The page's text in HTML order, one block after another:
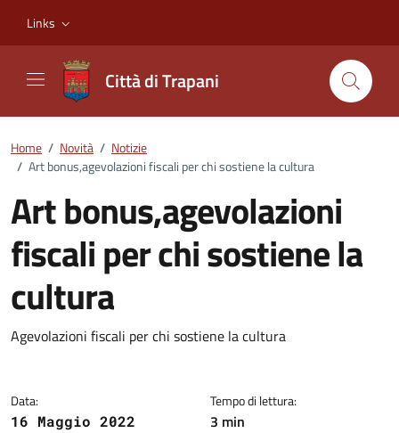
Links
Città di Trapani
Home / Novità / Notizie
/ Art bonus,agevolazioni fiscali per chi sostiene la cultura
Art bonus,agevolazioni
fiscali per chi sostiene la
cultura
Dettagli della notizia
Agevolazioni fiscali per chi sostiene la cultura
Data:
16 Maggio 2022
Tempo di lettura:
3 min